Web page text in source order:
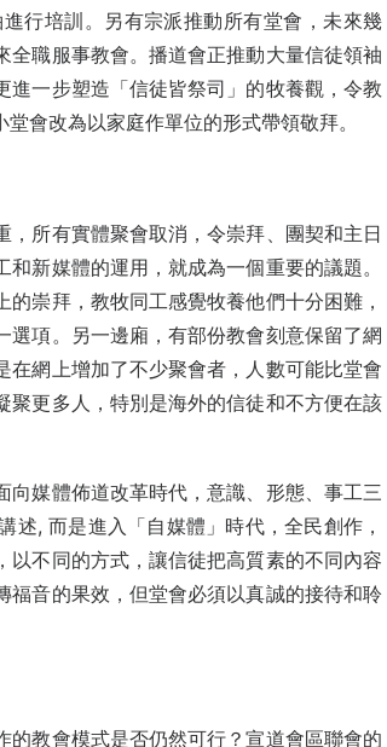
行培訓。另有宗派推動所有堂會，未來幾
職服事教會。播道會正推動大量信徒領袖
一步塑造「信徒皆祭司」的牧養觀，令教
會改為以家庭作單位的形式帶領敬拜。
所有實體聚會取消，令崇拜、團契和主日
新媒體的運用，就成為一個重要的議題。
崇拜，教牧同工感覺牧養他們十分困難，
項。另一邊廂，有部份教會刻意保留了網
網上增加了不少聚會者，人數可能比堂會
聚更多人，特別是海外的信徒和不方便在該
媒體佈道改革時代，意識、形態、事工三
, 而是進入「自媒體」時代，全民創作，
不同的方式，讓信徒把高質素的不同內容
音的果效，但堂會必須以真誠的接待和聆
教會模式是否仍然可行？宣道會區聯會的